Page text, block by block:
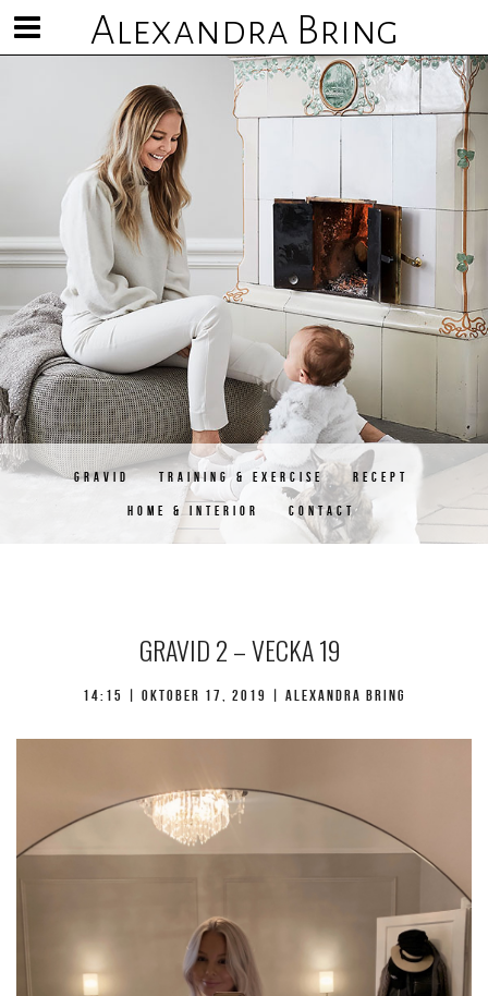
Alexandra Bring
Visa/göm
meny
GRAVID TRAINING & EXERCISE RECEPT
HOME & INTERIOR CONTACT
GRAVID 2 – VECKA 19
14:15 | oktober 17, 2019 | Alexandra Bring